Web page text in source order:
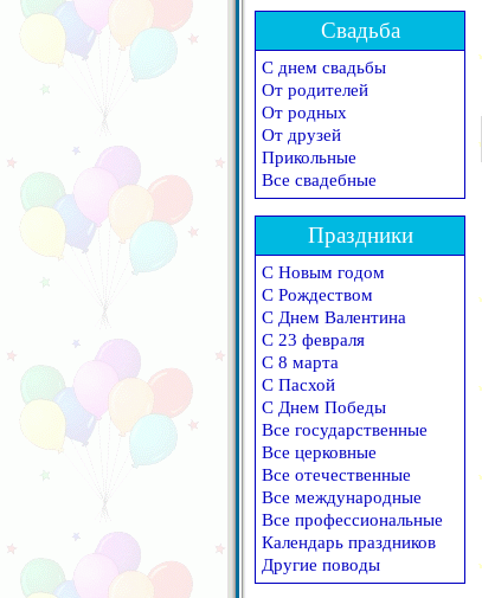
Свадьба
С днем свадьбы
От родителей
От родных
От друзей
Прикольные
Все свадебные
Праздники
С Новым годом
С Рождеством
С Днем Валентина
С 23 февраля
С 8 марта
С Пасхой
С Днем Победы
Все государственные
Все церковные
Все отечественные
Все международные
Все профессиональные
Календарь праздников
Другие поводы